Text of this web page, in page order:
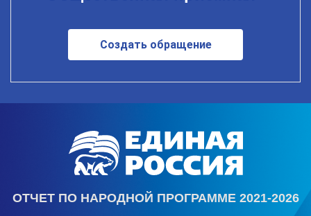
Создать обращение
ОТЧЕТ ПО НАРОДНОЙ ПРОГРАММЕ 2021-2026